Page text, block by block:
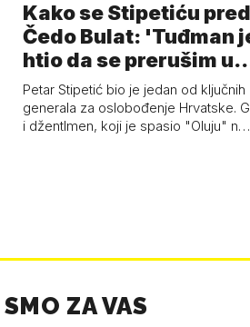
Kako se Stipetiću
Čedo Bulat: 'Tuđman
htio da se prerušim u
ženu'
Petar Stipetić bio je jedan od ključnih
generala za oslobođenje Hrvatske.
i džentlmen, koji je spasio "Oluju" n…